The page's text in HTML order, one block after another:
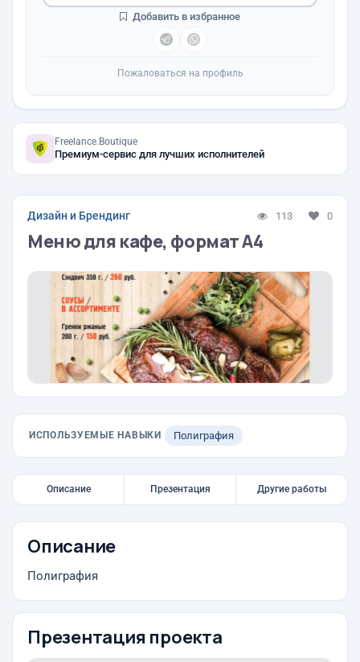
Добавить в избранное
Пожаловаться на профиль
Freelance.Boutique
Премиум-сервис для лучших исполнителей
Дизайн и Брендинг 113 0
Меню для кафе, формат А4
ИСПОЛЬЗУЕМЫЕ НАВЫКИ Полиграфия
Описание Презентация Другие работы
Описание
Полиграфия
Презентация проекта